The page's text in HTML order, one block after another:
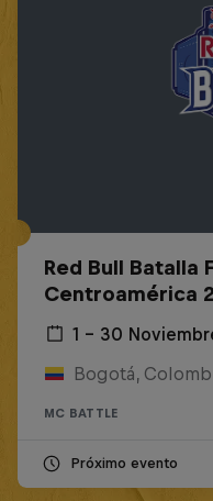
Red Bull Batalla
Centroamérica
1 – 30
Bogotá,
MC BATTLE
Próximo evento